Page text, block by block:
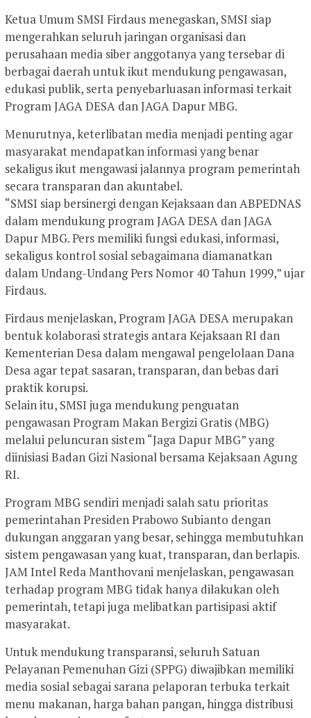
Ketua Umum SMSI Firdaus menegaskan, SMSI siap
mengerahkan seluruh jaringan organisasi dan
perusahaan media siber anggotanya yang tersebar di
berbagai daerah untuk ikut mendukung pengawasan,
edukasi publik, serta penyebarluasan informasi terkait
Program JAGA DESA dan JAGA Dapur MBG.
Menurutnya, keterlibatan media menjadi penting agar
masyarakat mendapatkan informasi yang benar
sekaligus ikut mengawasi jalannya program pemerintah
secara transparan dan akuntabel.
“SMSI siap bersinergi dengan Kejaksaan dan ABPEDNAS
dalam mendukung program JAGA DESA dan JAGA
Dapur MBG. Pers memiliki fungsi edukasi, informasi,
sekaligus kontrol sosial sebagaimana diamanatkan
dalam Undang-Undang Pers Nomor 40 Tahun 1999,” ujar
Firdaus.
Firdaus menjelaskan, Program JAGA DESA merupakan
bentuk kolaborasi strategis antara Kejaksaan RI dan
Kementerian Desa dalam mengawal pengelolaan Dana
Desa agar tepat sasaran, transparan, dan bebas dari
praktik korupsi.
Selain itu, SMSI juga mendukung penguatan
pengawasan Program Makan Bergizi Gratis (MBG)
melalui peluncuran sistem “Jaga Dapur MBG” yang
diinisiasi Badan Gizi Nasional bersama Kejaksaan Agung
RI.
Program MBG sendiri menjadi salah satu prioritas
pemerintahan Presiden Prabowo Subianto dengan
dukungan anggaran yang besar, sehingga membutuhkan
sistem pengawasan yang kuat, transparan, dan berlapis.
JAM Intel Reda Manthovani menjelaskan, pengawasan
terhadap program MBG tidak hanya dilakukan oleh
pemerintah, tetapi juga melibatkan partisipasi aktif
masyarakat.
Untuk mendukung transparansi, seluruh Satuan
Pelayanan Pemenuhan Gizi (SPPG) diwajibkan memiliki
media sosial sebagai sarana pelaporan terbuka terkait
menu makanan, harga bahan pangan, hingga distribusi